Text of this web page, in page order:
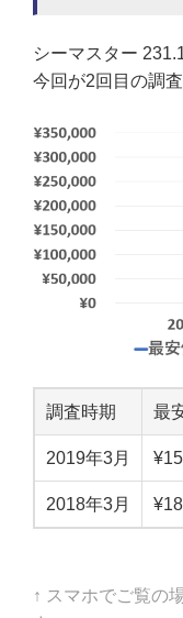
シーマスター
今回が2回目の調査
調査時期 最
2019年3月
2018年3月
↑ スマホでご覧の